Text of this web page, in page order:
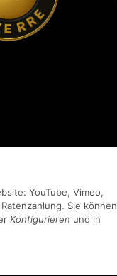
YouTube, Vimeo,
Sie können
Konfigurieren und in
empfehlen !!!